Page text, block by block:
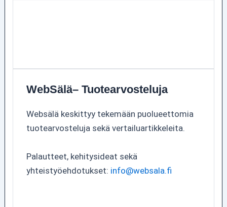
WebSälä– Tuotearvosteluja
Websälä keskittyy tekemään puolueettomia
tuotearvosteluja sekä vertailuartikkeleita.
Palautteet, kehitysideat sekä
yhteistyöehdotukset: info@websala.fi